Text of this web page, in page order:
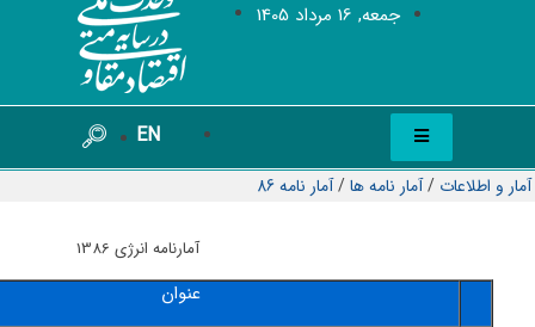
جمعه, 16 مرداد 1405
EN
آمار و اطلاعات /آمار نامه ها/آمار نامه 86
آمارنامه انرژی 1386
عنوان